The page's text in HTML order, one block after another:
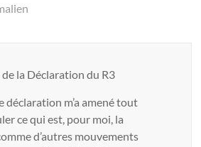
la Déclaration du R3
déclaration m’a amené tout
ce qui est, pour moi, la
d’autres mouvements